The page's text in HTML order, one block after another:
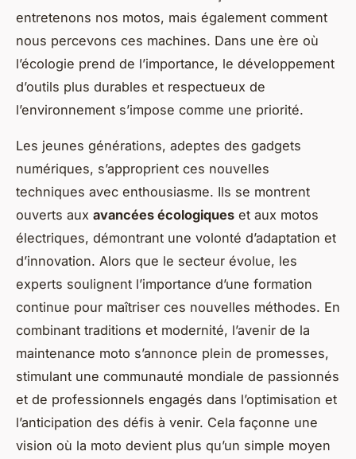
entretenons nos motos, mais également comment
nous percevons ces machines. Dans une ère où
l’écologie prend de l’importance, le développement
d’outils plus durables et respectueux de
l’environnement s’impose comme une priorité.
Les jeunes générations, adeptes des gadgets
numériques, s’approprient ces nouvelles
techniques avec enthousiasme. Ils se montrent
ouverts aux avancées écologiques et aux motos
électriques, démontrant une volonté d’adaptation et
d’innovation. Alors que le secteur évolue, les
experts soulignent l’importance d’une formation
continue pour maîtriser ces nouvelles méthodes. En
combinant traditions et modernité, l’avenir de la
maintenance moto s’annonce plein de promesses,
stimulant une communauté mondiale de passionnés
et de professionnels engagés dans l’optimisation et
l’anticipation des défis à venir. Cela façonne une
vision où la moto devient plus qu’un simple moyen